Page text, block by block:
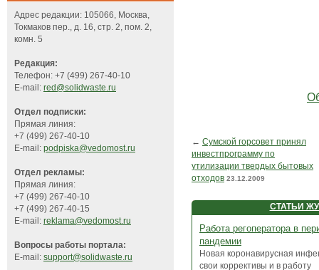
Адрес редакции: 105066, Москва,
Токмаков пер., д. 16, стр. 2, пом. 2,
комн. 5
Редакция:
Телефон: +7 (499) 267-40-10
E-mail: red@solidwaste.ru
Отдел подписки:
Прямая линия:
+7 (499) 267-40-10
E-mail: podpiska@vedomost.ru
Отдел рекламы:
Прямая линия:
+7 (499) 267-40-10
+7 (499) 267-40-15
E-mail: reklama@vedomost.ru
Вопросы работы портала:
E-mail: support@solidwaste.ru
← Сумской горсовет принял
инвестпрограмму по
утилизации твердых бытовых
отходов 23.12.2009
СТАТЬИ
Работа регоператора в
пандемии
Новая коронавирусная
свои коррективы и в работу